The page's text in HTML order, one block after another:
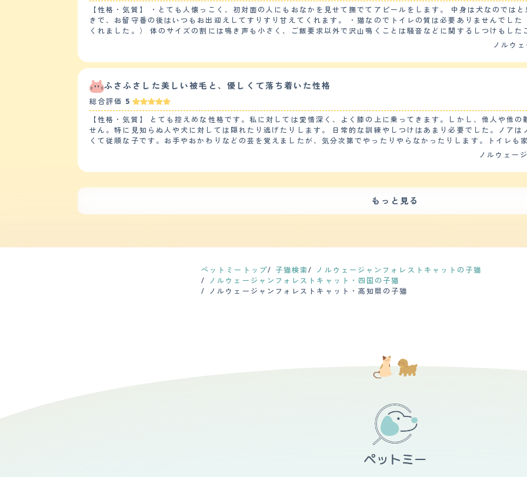
声】 ほとんど鳴くことがない猫。部屋から出たい時に困ったような声でニャーと鳴くのみ。ボリュームも小さく響
いうような喉を鳴らしているような書き方をする程度。甘えたい時やご飯が欲しい時に出す程度。 【総評】 好きな所はふわふわしていて、エレガントな雰囲気があ
る所。キリリとしたかっこいい顔立ちに対し、甘えたい時にはとことん甘えてくる所。立ち上がってまで頭突きをす
メン君。でも穴があったら入りたい、といった素振りを見せる臆病者。迎え入れた時は環境変化からかなり警戒し
【性格・気質】 ・とても人懐っこく、初対面の人にもおなかを見せて撫でてアピールをします。 中身は犬なのでは
きで、お留守番の後はいつもお出迎えしてすりすり甘えてくれます。 ・猫なのでトイレの質は必要ありませんでし
くれました。） 体のサイズの割には鳴き声も小さく、ご飯要求以外で沢山鳴くことは騒音などに関するしつけもし
しつけに苦労しましたが、お気に入りのつめとぎをいつもたっぷり用意して、そこでしてくれるようにお願いしています。 ・性格はとても温厚なので、子
しまったりしないように（アレルギーになってしまわないように）、 こまめな掃除とブラッシングや、生活スペースの配慮
ルギー薬をシリンジで投与しています。 その関係で3か月に1度程度は健康診断や通院を行っています。 【運動の頻度】 完全室内飼いのため、散歩をすることはあ
りません。 家の中での運動は子猫のころは夜中、早朝に走り回っていましたが、 大人になってからはかなり落ち着
下りする程度で あとはのんびり寝ていることがほとんどです。 【毛の手入れ・シャンプー回数】 長毛種、非常に細いけでふわふわと舞うような質感です。幸運な
ことにあまり毛玉はできません（まっすぐな毛質のため？） 1年中ものすごく毛が抜けるため、換毛期は2ヶ月に1度
ます（ブラッシングでは追い付かないため） シャンプーの際に足先バリカンをおこないますが、それ以外ではカッ
てしまうため、毎日は難しいですが、うとうとしているときやご機嫌なときを見計らって行っています。 ファーミ
シさせてくれるため愛用しています。 毎回のブラッシングで大量の毛が抜けます。 【総評】 とっても人懐こく、優しい性格でおっとりしているところが特に大好
きです。 ペットショップで出会ったのは生後6か月ごろで、大きくなってしまっていたこと（4㎏程度）、 おなかを
だ、アレルギー体質のため定期的な投薬と通院は一生向き合っていくべき状況かと思います。 迎え入れ前後は、体
りましたが、 愛情に愛情で返してくれる子だったこともあり無事成長してくれたと思います。 生活の変化としては
ノルウ
ふさふさした美しい被毛と、優しくて落ち着いた性格
総合評価 5
【性格・気質】 とても控えめな性格です。私に対しては愛情深く、よく膝の上に乗ってきます。しかし、他人や他
せん。特に見知らぬ人や犬に対しては隠れたり逃げたりします。 日常的な訓練やしつけはあまり必要でした。ノア
くて従順な子です。お手やおかわりなどの芸を覚えましたが、気分次第でやったりやらなかったりします。トイレも
をしすぎることがあります。 他のペットや子供たちとの相性はあまり良くありません。ノアは自分が一番だと思っ
はありません。ただ、ノルウェージャンフォレストキャットは遺伝的に心臓や腎臓などの病気にかかりやすいと聞い
り走ったりします。 家の中では運動量が少ないです。おもちゃで遊んだり、私に甘えたりします。外では庭や公園で走り回ったりします
ー回数】 毛は長くてふさふさしていて、防寒性があります。毛色はブラックスモークとホワイトで、背中や尾は黒
いと思っています。ただ、夏場は暑さ対策として足先やお腹周りを少し刈ることがあります。 【総評】 きっかけはインターネットで見かけたときでした。ノアはノ
きくてふさふさしている子だと思いました。 ・迎え入れ前後の不安だったこと 迎え入れ前後の不安だったことは、ノルウェージャンフォレストキャットの毛の手入
れができるかどうかでした。ノルウェージャンフォレストキャットは毛が長くてふさふさしていて、抜け毛が多く
めて猫を飼うので、不安がありました。 ・迎え入れ前後の家族や生活の変化など 迎え入れ前後の家族や生活の変化は、少なかったです。ノアは家族にも慣れてくれ
ノルウェー
もっと見る
ペットミートップ 子猫検索
ノルウェージャンフォレストキャットの子猫
ノルウェージャンフォレストキャット・四国の子猫
ノルウェージャンフォレストキャット・高知県の子猫